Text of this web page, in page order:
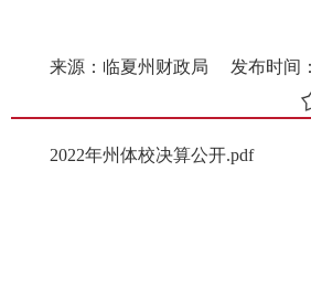
来源：临夏州财政局
发布时间
2022年州体校决算公开.pdf